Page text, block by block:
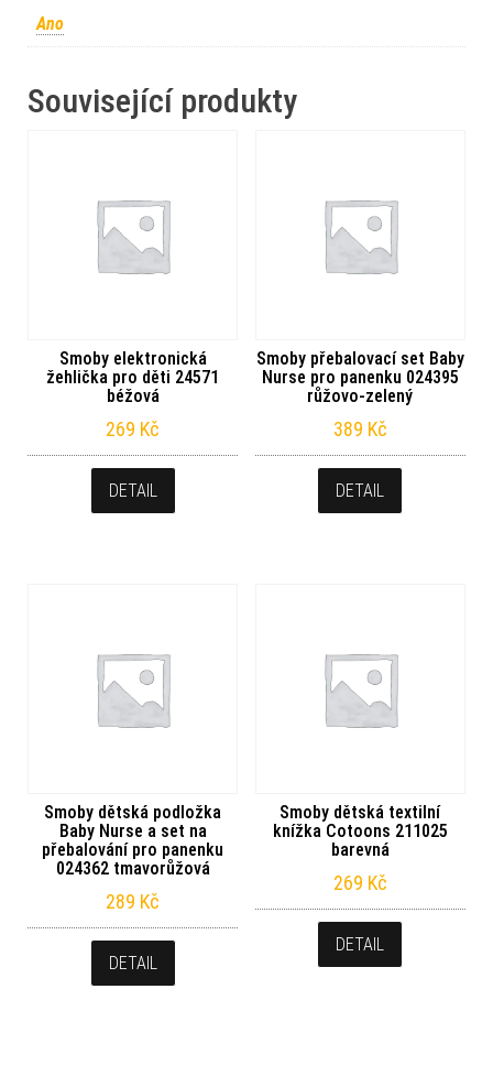
Ano
Související produkty
Smoby elektronická
žehlička pro děti 24571
béžová
269 Kč
DETAIL
Smoby přebalovací set Baby
Nurse pro panenku 024395
růžovo-zelený
389 Kč
DETAIL
Smoby dětská podložka
Baby Nurse a set na
přebalování pro panenku
024362 tmavorůžová
289 Kč
DETAIL
Smoby dětská textilní
knížka Cotoons 211025
barevná
269 Kč
DETAIL